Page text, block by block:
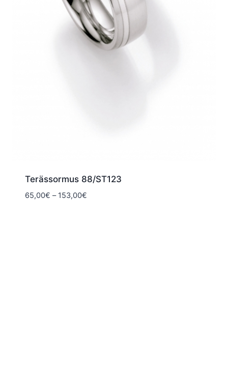
Terässormus 88/ST123
65,00€ – 153,00€Hintaluokka: